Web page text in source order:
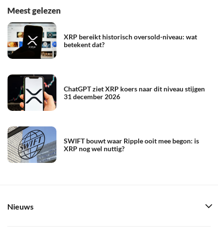
Meest gelezen
XRP bereikt historisch oversold-niveau: wat
betekent dat?
ChatGPT ziet XRP koers naar dit niveau stijgen
31 december 2026
SWIFT bouwt waar Ripple ooit mee begon: is
XRP nog wel nuttig?
Nieuws